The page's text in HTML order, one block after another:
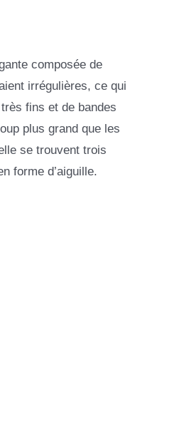
composée de
irrégulières, ce qui
fins et de bandes
plus grand que les
se trouvent trois
forme d’aiguille.